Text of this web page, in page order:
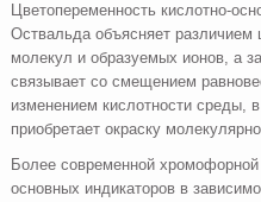
Цветопеременность кислотно-
Оствальда объясняет различием
молекул и образуемых ионов, а
связывает со смещением
изменением кислотности среды,
приобретает окраску
Более современной хромофорной
основных индикаторов в